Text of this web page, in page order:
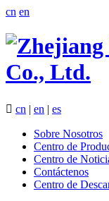
cn en
 cn | en | es
Sobre Nosotros
Centro de
Centro de
Contáctenos
Centro de